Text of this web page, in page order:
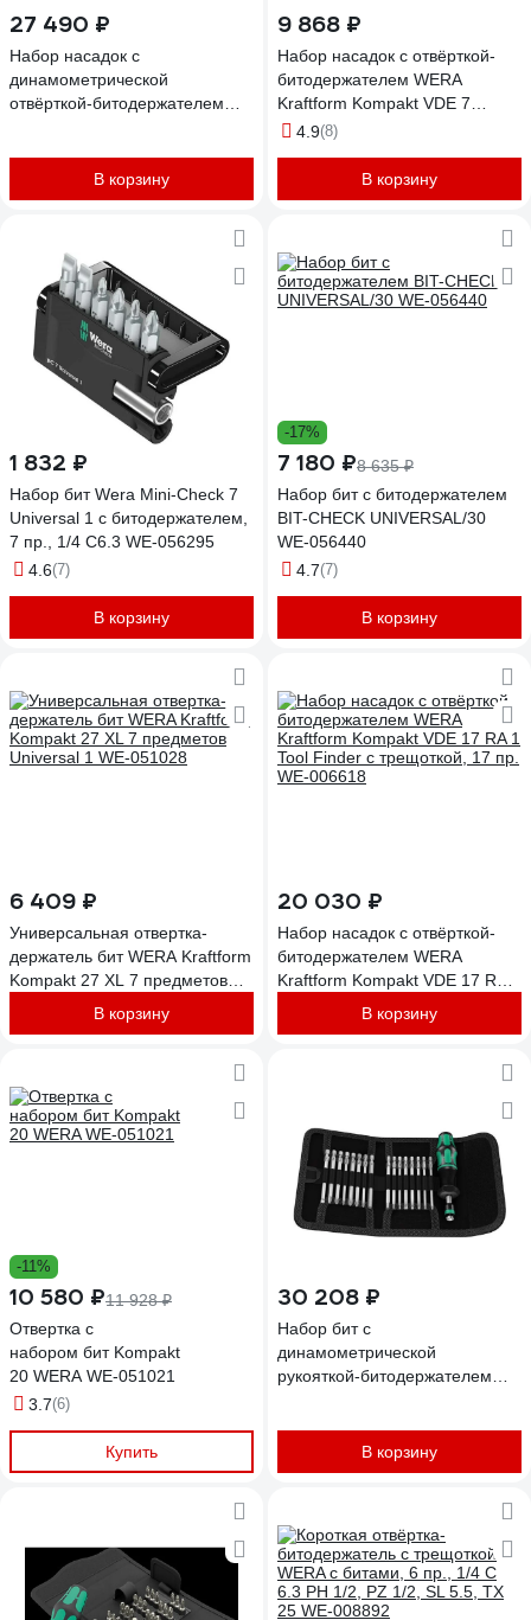
27 490 ₽
Набор насадок с
динамометрической
отвёрткой-битодержателем
1 Tool Finder 15 предметов
WE-006605
В корзину
9 868 ₽
Набор насадок с отвёрткой-
битодержателем WERA
Kraftform Kompakt VDE 7
Universal 2 Tool Finder 7 пр.
4.9(8)
В корзину
1 832 ₽
Набор бит Wera Mini-Check 7
Universal 1 с битодержателем,
7 пр., 1/4 C6.3 WE-056295
4.6(7)
В корзину
-17%
7 180 ₽8 635 ₽
Набор бит с битодержателем
BIT-CHECK UNIVERSAL/30
WE-056440
4.7(7)
В корзину
6 409 ₽
Универсальная отвертка-
держатель бит WERA Kraftform
Kompakt 27 XL 7 предметов
Universal 1 WE-051028
В корзину
20 030 ₽
Набор насадок с отвёрткой-
битодержателем WERA
Kraftform Kompakt VDE 17 RA 1
Tool Finder c трещоткой, 17 пр.
В корзину
-11%
10 580 ₽11 928 ₽
Отвертка с
набором бит Kompakt
20 WERA WE-051021
3.7(6)
Купить
30 208 ₽
Набор бит с
динамометрической
рукояткой-битодержателем
В корзину